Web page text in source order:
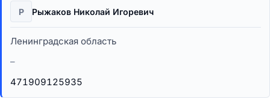
Р Рыжаков Николай Игоревич
Ленинградская область
–
471909125935